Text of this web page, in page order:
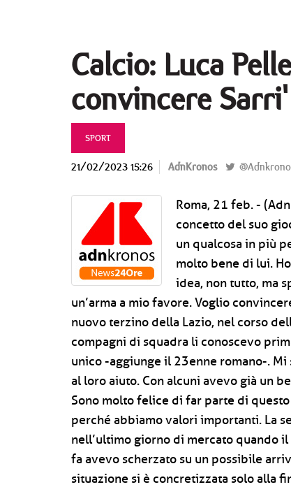
Calcio: Luca
convincere Sarri'
SPORT
21/02/2023 15:26 AdnKronos
Roma, 21 feb. -
concetto del suo
un qualcosa in più
molto bene di lui.
idea, non tutto, ma
un’arma a mio favore. Voglio
nuovo terzino della Lazio, nel corso
compagni di squadra li conoscevo
unico -aggiunge il 23enne romano-.
al loro aiuto. Con alcuni avevo già un
Sono molto felice di far parte di
perché abbiamo valori importanti. La
nell’ultimo giorno di mercato quando
fa avevo scherzato su un possibile
situazione si è concretizzata solo alla